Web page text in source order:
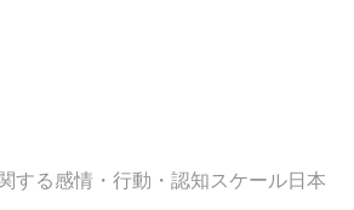
する感情・行動・認知スケール日本